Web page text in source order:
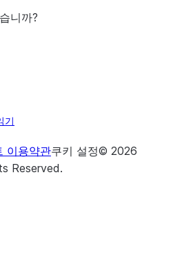
니까?
기
이용약관쿠키 설정© 2026
Reserved.